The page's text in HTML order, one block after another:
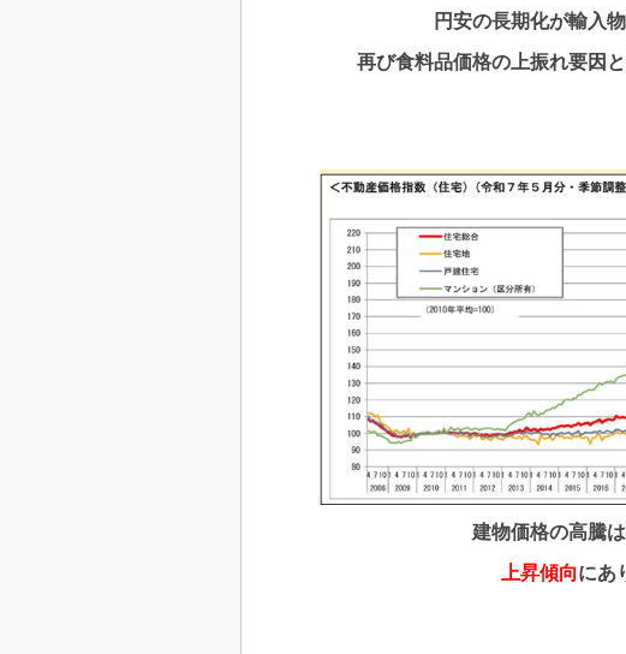
円安の長期化が輸入
再び食料品価格の上振れ要因
建物価格の高騰
上昇傾向にあ